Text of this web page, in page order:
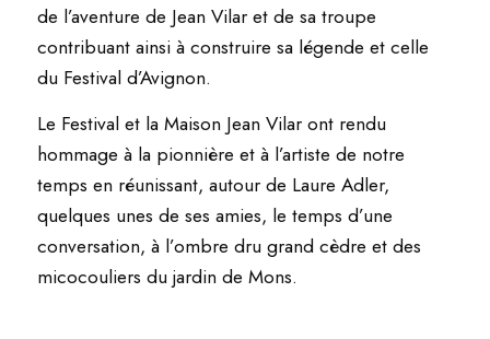
de l’aventure de Jean Vilar et de sa troupe
contribuant ainsi à construire sa légende et celle
du Festival d’Avignon.
Le Festival et la Maison Jean Vilar ont rendu
hommage à la pionnière et à l’artiste de notre
temps en réunissant, autour de Laure Adler,
quelques unes de ses amies, le temps d’une
conversation, à l’ombre dru grand cèdre et des
micocouliers du jardin de Mons.